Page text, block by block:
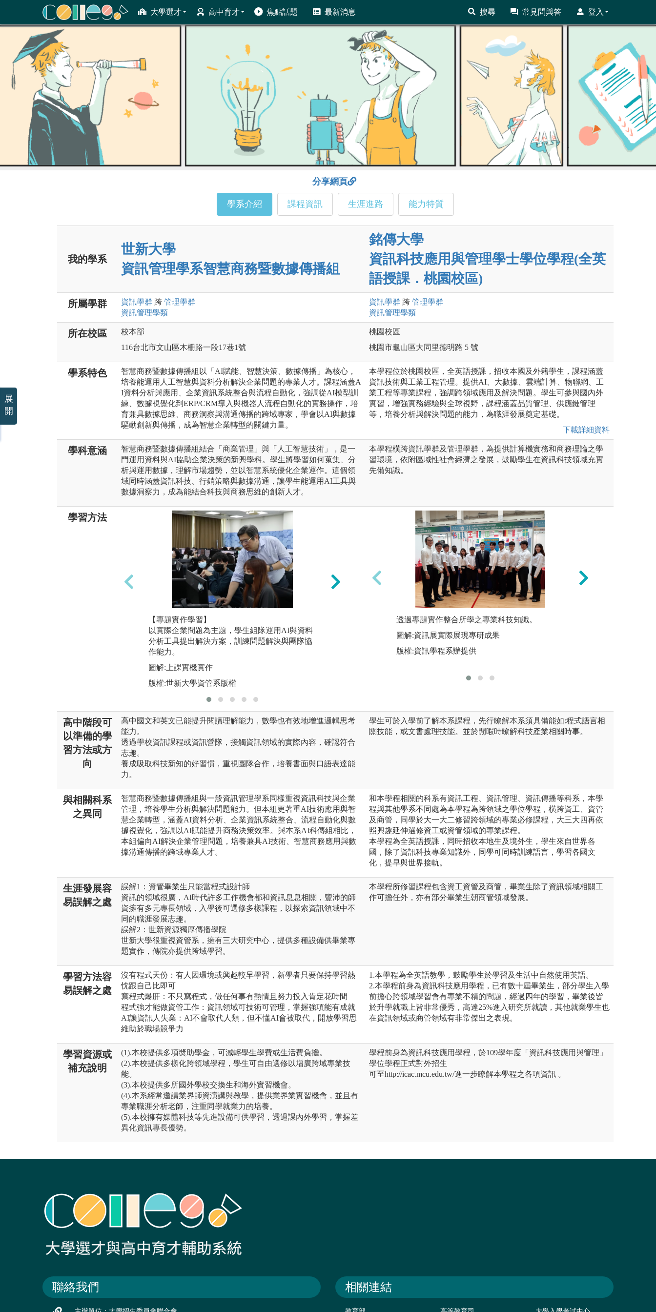
大學選才 高中育才 焦點話題 最新消息 搜尋 常見問與答 登入
ColleGo! 大學選才與高中育才輔助系統
分享網頁
學系介紹 課程資訊 生涯進路 能力特質
我的學系
世新大學
資訊管理學系智慧商務暨數據傳播組
銘傳大學
資訊科技應用與管理學士學位學程(全英
語授課．桃園校區)
所屬學群 資訊學群 跨 管理學群
資訊管理學類
資訊學群 跨 管理學群
資訊管理學類
所在校區
校本部
116台北市文山區木柵路一段17巷1號
桃園校區
桃園市龜山區大同里德明路 5 號
學系特色
智慧商務暨數據傳播組以「AI賦能、智慧決策、數據傳播」為核心，
培養能運用人工智慧與資料分析解決企業問題的專業人才。課程涵蓋A
I資料分析與應用、企業資訊系統整合與流程自動化，強調從AI模型訓
練、數據視覺化到ERP/CRM導入與機器人流程自動化的實務操作，培
育兼具數據思維、商務洞察與溝通傳播的跨域專家，學會以AI與數據
驅動創新與傳播，成為智慧企業轉型的關鍵力量。
本學程位於桃園校區，全英語授課，招收本國及外籍學生，課程涵蓋
資訊技術與工業工程管理。提供AI、大數據、雲端計算、物聯網、工
業工程等專業課程，強調跨領域應用及解決問題。學生可參與國內外
實習，增強實務經驗與全球視野，課程涵蓋品質管理、供應鏈管理
等，培養分析與解決問題的能力，為職涯發展奠定基礎。
下載詳細資料
學科意涵
智慧商務暨數據傳播組結合「商業管理」與「人工智慧技術」，是一
門運用資料與AI協助企業決策的新興學科。學生將學習如何蒐集、分
析與運用數據，理解市場趨勢，並以智慧系統優化企業運作。這個領
域同時涵蓋資訊科技、行銷策略與數據溝通，讓學生能運用AI工具與
數據洞察力，成為能結合科技與商務思維的創新人才。
本學程橫跨資訊學群及管理學群，為提供計算機實務和商務理論之學
習環境，依附區域性社會經濟之發展，鼓勵學生在資訊科技領域充實
先備知識。
學習方法
【專題實作學習】
以實際企業問題為主題，學生組隊運用AI與資料
分析工具提出解決方案，訓練問題解決與團隊協
作能力。
圖解:上課實機實作
版權:世新大學資管系版權
【系統實作訓練】
實際操作ERP、CRM、RPA等企業系統，從規劃
到導入完整體驗企業數位轉型流程。
圖解:雲端證照
透過專題實作整合所學之專業科技知識。
圖解:資訊展實際展現專研成果
版權:資訊學程系辦提供
高中階段可
以準備的學
習方法或方
向
高中國文和英文已能提升閱讀理解能力，數學也有效地增進邏輯思考
能力。
透過學校資訊課程或資訊營隊，接觸資訊領域的實際內容，確認符合
志趣。
養成吸取科技新知的好習慣，重視團隊合作，培養書面與口語表達能
力。
學生可於入學前了解本系課程，先行瞭解本系須具備能如:程式語言相
關技能，或文書處理技能。並於閒暇時瞭解科技產業相關時事。
與相關科系
之異同
智慧商務暨數據傳播組與一般資訊管理學系同樣重視資訊科技與企業
管理，培養學生分析與解決問題能力。但本組更著重AI技術應用與智
慧企業轉型，涵蓋AI資料分析、企業資訊系統整合、流程自動化與數
據視覺化，強調以AI賦能提升商務決策效率。與本系AI科傳組相比，
本組偏向AI解決企業管理問題，培養兼具AI技術、智慧商務應用與數
據溝通傳播的跨域專業人才。
和本學程相關的科系有資訊工程、資訊管理、資訊傳播等科系，本學
程與其他學系不同處為本學程為跨領域之學位學程，橫跨資工、資管
及商管，同學於大一大二修習跨領域的專業必修課程，大三大四再依
照興趣延伸選修資工或資管領域的專業課程。
本學程為全英語授課，同時招收本地生及境外生，學生來自世界各
國，除了資訊科技專業知識外，同學可同時訓練語言，學習各國文
化，提早與世界接軌。
生涯發展容
易誤解之處
誤解1：資管畢業生只能當程式設計師
資訊的領域很廣，AI時代許多工作機會都和資訊息息相關，豐沛的師
資擁有多元專長領域，入學後可選修多樣課程，以探索資訊領域中不
同的職涯發展志趣。
誤解2：世新資源獨厚傳播學院
世新大學很重視資管系，擁有三大研究中心，提供多種設備供畢業專
題實作，傳院亦提供跨域學習。
本學程所修習課程包含資工資管及商管，畢業生除了資訊領域相關工
作可擔任外，亦有部分畢業生朝商管領域發展。
學習方法容
易誤解之處
沒有程式天份：有人因環境或興趣較早學習，新學者只要保持學習熱
忱跟自己比即可
寫程式爆肝：不只寫程式，做任何事有熱情且努力投入肯定花時間
程式強才能做資管工作：資訊領域可技術可管理，掌握強項能有成就
AI讓資訊人失業：AI不會取代人類，但不懂AI會被取代，開放學習思
維助於職場競爭力
1.本學程為全英語教學，鼓勵學生於學習及生活中自然使用英語。
2.本學程前身為資訊科技應用學程，已有數十屆畢業生，部分學生入學
前擔心跨領域學習會有專業不精的問題，經過四年的學習，畢業後皆
於升學就職上皆非常優秀，高達25%進入研究所就讀，其他就業學生也
在資訊領域或商管領域有非常傑出之表現。
學習資源或
補充說明
(1).本校提供多項奬助學金，可減輕學生學費或生活費負擔。
(2).本校提供多樣化跨領域學程，學生可自由選修以增廣跨域專業技
能。
(3).本校提供多所國外學校交換生和海外實習機會。
(4).本系經常邀請業界師資演講與教學，提供業界業實習機會，並且有
專業職涯分析老師，注重同學就業力的培養。
(5).本校擁有媒體科技等先進設備可供學習，透過課內外學習，掌握差
異化資訊專長優勢。
學程前身為資訊科技應用學程，於109學年度「資訊科技應用與管理」
學位學程正式對外招生
可至http://icac.mcu.edu.tw/進一步瞭解本學程之各項資訊 。
聯絡我們 相關連結
展
開